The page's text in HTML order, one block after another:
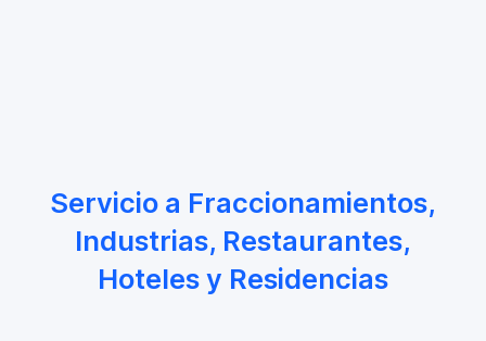
Servicio a Fraccionamientos,
Industrias, Restaurantes,
Hoteles y Residencias